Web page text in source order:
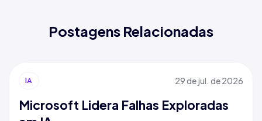
Postagens Relacionadas
IA 29 de jul. de 2026
Microsoft Lidera Falhas Exploradas